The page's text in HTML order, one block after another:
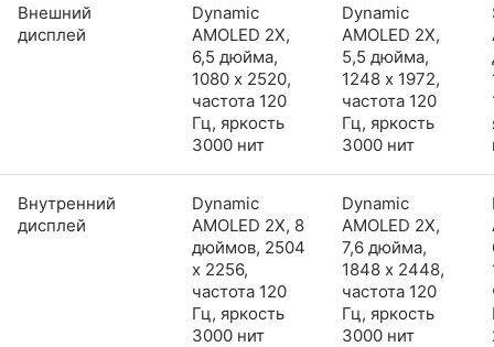
Внешний
дисплей
Dynamic
AMOLED 2X,
6,5 дюйма,
1080 x 2520,
частота 120
Гц, яркость
3000 нит
Dynamic
AMOLED 2X,
5,5 дюйма,
1248 x 1972,
частота 120
Гц, яркость
3000 нит
Внутренний
дисплей
Dynamic
AMOLED 2X, 8
дюймов, 2504
x 2256,
частота 120
Гц, яркость
3000 нит
Dynamic
AMOLED 2X,
7,6 дюйма,
1848 x 2448,
частота 120
Гц, яркость
3000 нит